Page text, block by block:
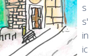
s
s'
in
ic